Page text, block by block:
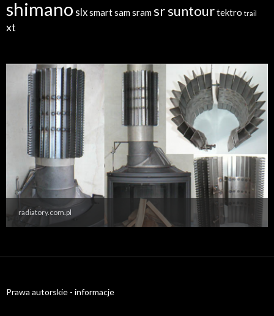
shimano slxsmart sam sramsr suntourtektro trail
xt
radiatory.com.pl
Prawa autorskie - informacje